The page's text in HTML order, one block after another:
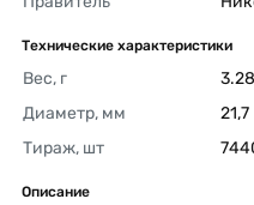
Технические характеристики
Вес, г
Диаметр, мм
21,7
Тираж, шт
Описание